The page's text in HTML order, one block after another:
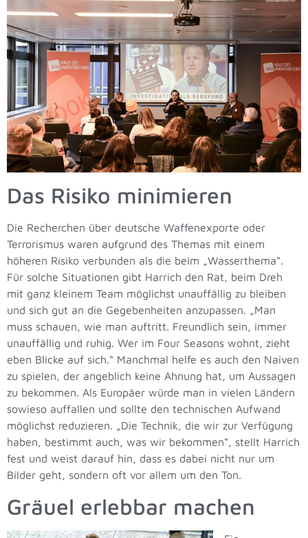
Das Risiko minimieren
Die Recherchen über deutsche Waffenexporte oder
Terrorismus waren aufgrund des Themas mit einem
höheren Risiko verbunden als die beim „Wasserthema“.
Für solche Situationen gibt Harrich den Rat, beim Dreh
mit ganz kleinem Team möglichst unauffällig zu bleiben
und sich gut an die Gegebenheiten anzupassen. „Man
muss schauen, wie man auftritt. Freundlich sein, immer
unauffällig und ruhig. Wer im Four Seasons wohnt, zieht
eben Blicke auf sich.“ Manchmal helfe es auch den Naiven
zu spielen, der angeblich keine Ahnung hat, um Aussagen
zu bekommen. Als Europäer würde man in vielen Ländern
sowieso auffallen und sollte den technischen Aufwand
möglichst reduzieren. „Die Technik, die wir zur Verfügung
haben, bestimmt auch, was wir bekommen“, stellt Harrich
fest und weist darauf hin, dass es dabei nicht nur um
Bilder geht, sondern oft vor allem um den Ton.
Gräuel erlebbar machen